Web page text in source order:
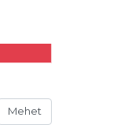
Mehet